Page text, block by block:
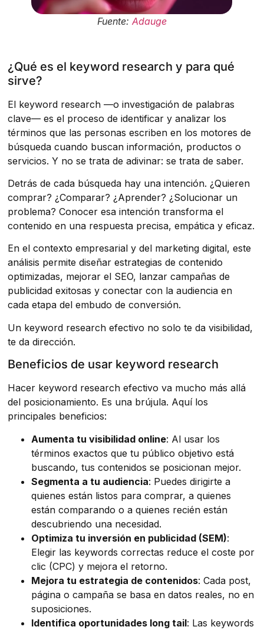
Fuente: Adauge
¿Qué es el keyword research y para qué
sirve?
El keyword research —o investigación de palabras
clave— es el proceso de identificar y analizar los
términos que las personas escriben en los motores de
búsqueda cuando buscan información, productos o
servicios. Y no se trata de adivinar: se trata de saber.
Detrás de cada búsqueda hay una intención. ¿Quieren
comprar? ¿Comparar? ¿Aprender? ¿Solucionar un
problema? Conocer esa intención transforma el
contenido en una respuesta precisa, empática y eficaz.
En el contexto empresarial y del marketing digital, este
análisis permite diseñar estrategias de contenido
optimizadas, mejorar el SEO, lanzar campañas de
publicidad exitosas y conectar con la audiencia en
cada etapa del embudo de conversión.
Un keyword research efectivo no solo te da visibilidad,
te da dirección.
Beneficios de usar keyword research
Hacer keyword research efectivo va mucho más allá
del posicionamiento. Es una brújula. Aquí los
principales beneficios:
Aumenta tu visibilidad online: Al usar los
términos exactos que tu público objetivo está
buscando, tus contenidos se posicionan mejor.
Segmenta a tu audiencia: Puedes dirigirte a
quienes están listos para comprar, a quienes
están comparando o a quienes recién están
descubriendo una necesidad.
Optimiza tu inversión en publicidad (SEM):
Elegir las keywords correctas reduce el coste por
clic (CPC) y mejora el retorno.
Mejora tu estrategia de contenidos: Cada post,
página o campaña se basa en datos reales, no en
suposiciones.
Identifica oportunidades long tail: Las keywords